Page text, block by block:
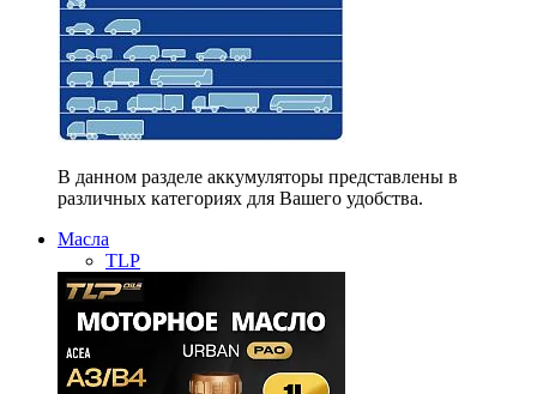
В данном разделе аккумуляторы представлены в
различных категориях для Вашего удобства.
Масла
TLP